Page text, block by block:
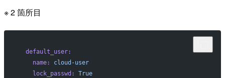
※ 2 箇所目
  default_user:
    name:
cloud-user
    lock_passwd:
True